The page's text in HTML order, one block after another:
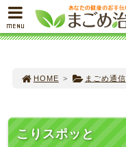
HOME > まごめ通信
こりスポッと
MENU